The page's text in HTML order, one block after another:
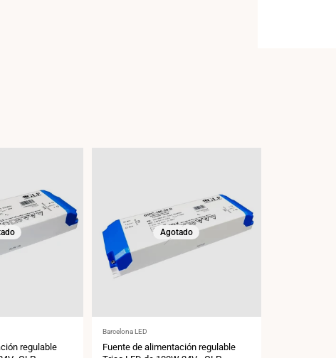
regulable
Agotado
Proveedor:
Barcelona LED
Fuente de alimentación regulable